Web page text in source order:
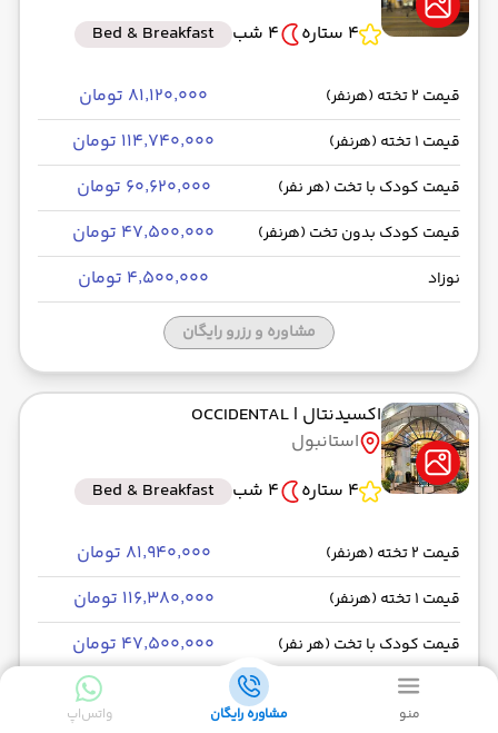
4 ستاره
4 شب Bed & Breakfast
قیمت 2 تخته (هرنفر) ۸۱٬۱۲۰٬۰۰۰ تومان
قیمت 1 تخته (هرنفر) ۱۱۴٬۷۴۰٬۰۰۰ تومان
قیمت کودک با تخت (هر نفر) ۶۰٬۶۲۰٬۰۰۰ تومان
قیمت کودک بدون تخت (هرنفر) ۴۷٬۵۰۰٬۰۰۰ تومان
نوزاد ۴٬۵۰۰٬۰۰۰ تومان
مشاوره و رزرو رایگان
اکسیدنتال | OCCIDENTAL
استانبول
4 ستاره
4 شب Bed & Breakfast
قیمت 2 تخته (هرنفر) ۸۱٬۹۴۰٬۰۰۰ تومان
قیمت 1 تخته (هرنفر) ۱۱۶٬۳۸۰٬۰۰۰ تومان
قیمت کودک با تخت (هر نفر) ۴۷٬۵۰۰٬۰۰۰ تومان
قیمت کودک بدون تخت (هرنفر)
منو مشاوره رایگان واتس‌اپ